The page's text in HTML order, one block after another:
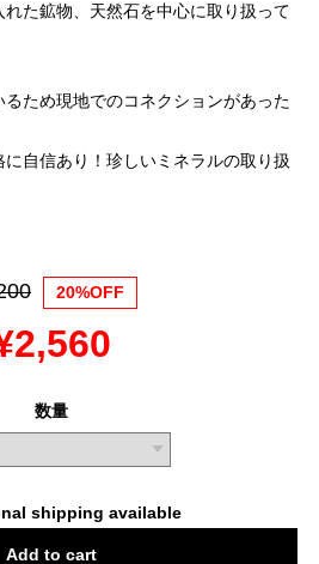
た鉱物、天然石を中心に取り扱って
ため現地でのコネクションがあった
自信あり！珍しいミネラルの取り扱
20%OFF
数量
shipping available
Add to cart